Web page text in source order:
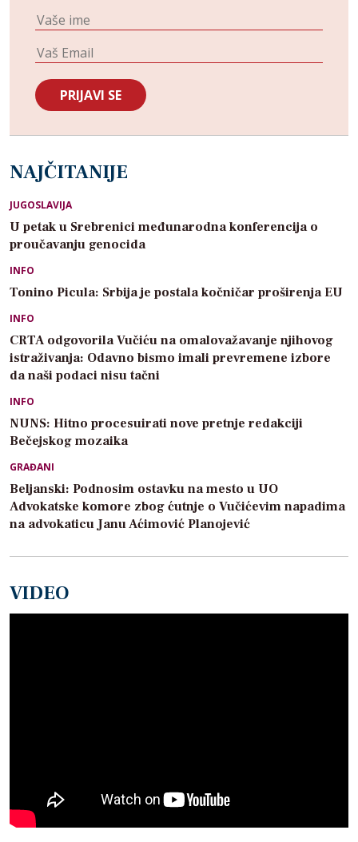
NAJČITANIJE
JUGOSLAVIJA
U petak u Srebrenici međunarodna konferencija o
proučavanju genocida
INFO
Tonino Picula: Srbija je postala kočničar proširenja EU
INFO
CRTA odgovorila Vučiću na omalovažavanje njihovog
istraživanja: Odavno bismo imali prevremene izbore
da naši podaci nisu tačni
INFO
NUNS: Hitno procesuirati nove pretnje redakciji
Bečejskog mozaika
GRAĐANI
Beljanski: Podnosim ostavku na mesto u UO
Advokatske komore zbog ćutnje o Vučićevim napadima
na advokaticu Janu Aćimović Planojević
VIDEO